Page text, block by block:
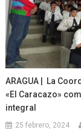
ARAGUA | La
«El Caracazo»
integral
25 febrero, 2024